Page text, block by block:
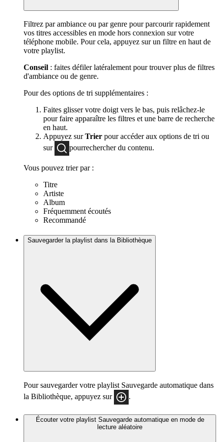
Filtrez par ambiance ou par genre pour parcourir rapidement
vos titres accessibles en mode hors connexion sur votre
téléphone mobile. Pour cela, appuyez sur un filtre en haut de
votre playlist.
Conseil : faites défiler latéralement pour trouver plus de filtres
d'ambiance ou de genre.
Pour des options de tri supplémentaires :
Faites glisser votre doigt vers le bas, puis relâchez-le
pour faire apparaître les filtres et une barre de recherche
en haut.
Appuyez surTrier pour accéder aux options de tri ou
sur
pourrechercher du contenu.
Vous pouvez trier par :
Titre
Artiste
Album
Fréquemment écoutés
Recommandé
Sauvegarder la playlist dans la Bibliothèque
Pour sauvegarder votre playlist Sauvegarde automatique dans
la Bibliothèque, appuyez sur
Écouter votre playlist Sauvegarde automatique en mode de
lecture aléatoire